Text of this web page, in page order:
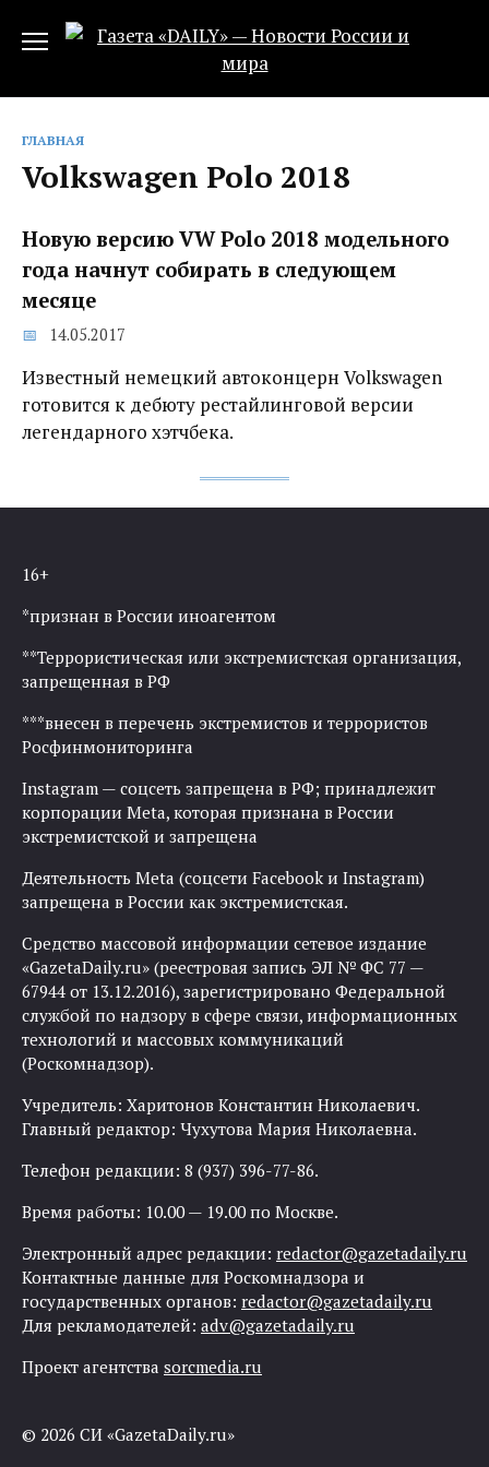
ГЛАВНАЯ
Volkswagen Polo 2018
Новую версию VW Polo 2018 модельного
года начнут собирать в следующем
месяце‍
14.05.2017
Известный немецкий автоконцерн Volkswagen
готовится к дебюту рестайлинговой версии
легендарного хэтчбека.
16+
*признан в России иноагентом
**Террористическая или экстремистская организация,
запрещенная в РФ
***внесен в перечень экстремистов и террористов
Росфинмониторинга
Instagram — соцсеть запрещена в РФ; принадлежит
корпорации Meta, которая признана в России
экстремистской и запрещена
Деятельность Meta (соцсети Facebook и Instagram)
запрещена в России как экстремистская.
Средство массовой информации сетевое издание
«GazetaDaily.ru» (реестровая запись ЭЛ № ФС 77 —
67944 от 13.12.2016), зарегистрировано Федеральной
службой по надзору в сфере связи, информационных
технологий и массовых коммуникаций
(Роскомнадзор).
Учредитель: Харитонов Константин Николаевич.
Главный редактор: Чухутова Мария Николаевна.
Телефон редакции: 8 (937) 396-77-86.
Время работы: 10.00 — 19.00 по Москве.
Электронный адрес редакции: redactor@gazetadaily.ru
Контактные данные для Роскомнадзора и
государственных органов: redactor@gazetadaily.ru
Для рекламодателей: adv@gazetadaily.ru
Проект агентства sorcmedia.ru
© 2026 СИ «GazetaDaily.ru»